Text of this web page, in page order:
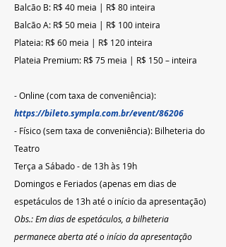
Balcão B: R$ 40 meia | R$ 80 inteira
Balcão A: R$ 50 meia | R$ 100 inteira
Plateia: R$ 60 meia | R$ 120 inteira
Plateia Premium: R$ 75 meia | R$ 150 – inteira
- Online (com taxa de conveniência):
https://bileto.sympla.com.br/event/86206
- Físico (sem taxa de conveniência): Bilheteria do
Teatro
Terça a Sábado - de 13h às 19h
Domingos e Feriados (apenas em dias de
espetáculos de 13h até o início da apresentação)
Obs.: Em dias de espetáculos, a bilheteria
permanece aberta até o início da apresentação